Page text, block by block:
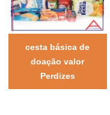
cesta básica de
doação valor
Perdizes